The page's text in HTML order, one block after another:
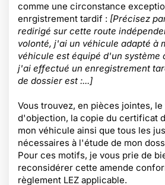
comme une circonstance
enrgistrement tardif : [Précisez
redirigé sur cette route
volonté, j'ai un véhicule adapté à
véhicule est équipé d'un système
j'ai effectué un enregistrement
de dossier est :...]
Vous trouvez, en pièces jointes,
d'objection, la copie du certificat
mon véhicule ainsi que tous les
nécessaires à l'étude de mon
Pour ces motifs, je vous prie de
reconsidérer cette amende
règlement LEZ applicable.